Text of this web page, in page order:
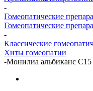
-
Гомеопатические
Гомеопатические
-
Классические
Хиты гомеопатии
-Монилиа альбиканс С15